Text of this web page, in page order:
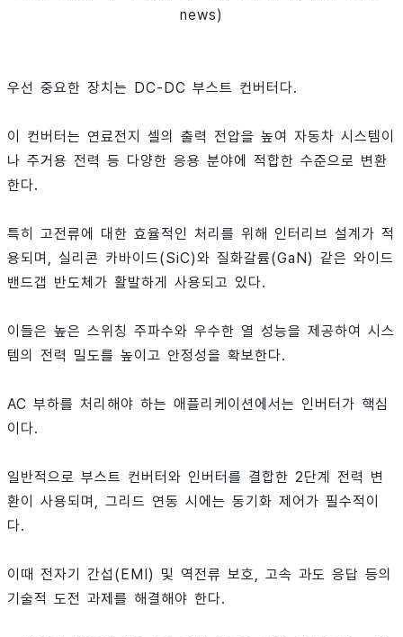
news)
우선 중요한 장치는 DC-DC 부스트 컨버터다.
이 컨버터는 연료전지 셀의 출력 전압을 높여 자동차 시스템이
나 주거용 전력 등 다양한 응용 분야에 적합한 수준으로 변환
한다.
특히 고전류에 대한 효율적인 처리를 위해 인터리브 설계가 적
용되며, 실리콘 카바이드(SiC)와 질화갈륨(GaN) 같은 와이드
밴드갭 반도체가 활발하게 사용되고 있다.
이들은 높은 스위칭 주파수와 우수한 열 성능을 제공하여 시스
템의 전력 밀도를 높이고 안정성을 확보한다.
AC 부하를 처리해야 하는 애플리케이션에서는 인버터가 핵심
이다.
일반적으로 부스트 컨버터와 인버터를 결합한 2단계 전력 변
환이 사용되며, 그리드 연동 시에는 동기화 제어가 필수적이
다.
이때 전자기 간섭(EMI) 및 역전류 보호, 고속 과도 응답 등의
기술적 도전 과제를 해결해야 한다.